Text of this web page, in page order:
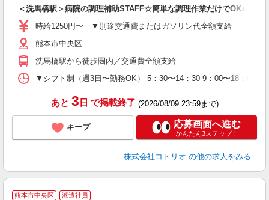
＜洗馬橋駅＞病院の調理補助STAFF☆簡単な調理作業だけでOK♪
時給1250円〜 ▼別途交通費またはガソリン代全額支給
熊本市中央区
洗馬橋駅から徒歩圏内／交通費全額支給
▼シフト制（週3日〜勤務OK） 5：30〜14：30 9：00〜18：00
あと 3 日 で掲載終了 (2026/08/09 23:59まで)
キープ 応募画面へ進む
かんたん3ステップ！
株式会社コトリオ の他の求人をみる
熊本市中央区 派遣社員